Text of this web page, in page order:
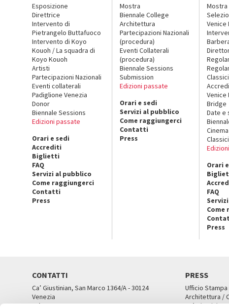
Esposizione
Direttrice
Intervento di
Pietrangelo Buttafuoco
Intervento di Koyo
Kouoh / La squadra di
Koyo Kouoh
Artisti
Partecipazioni Nazionali
Eventi collaterali
Padiglione Venezia
Donor
Biennale Sessions
Edizioni passate
Orari e sedi
Accrediti
Biglietti
FAQ
Servizi al pubblico
Come raggiungerci
Contatti
Press
Mostra
Biennale College
Architettura
Partecipazioni Nazionali
(procedura)
Eventi Collaterali
(procedura)
Biennale Sessions
Submission
Edizioni passate
Orari e sedi
Servizi al pubblico
Come raggiungerci
Contatti
Press
Mostra
Venice
Classici
Venice
Bridge
Date e
Cinema
Orari
FAQ
Come
Press
CONTATTI
Ca’ Giustinian, San Marco 1364/A - 30124
Venezia
Tel. 041 5218711
PRESS
Ufficio
Architettura /
Ca’